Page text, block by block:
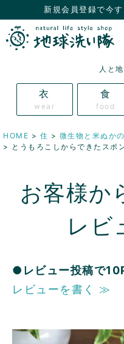
新規会員登録で今
人と
衣
wear
食
food
HOME 住
微生物と米ぬか
とうもろこしからできたスポ
お客様か
レビ
●レビュー投稿で
レビューを書く ≫